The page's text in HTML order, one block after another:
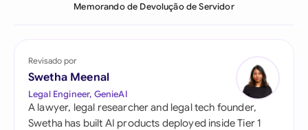
Memorando de Devolução de Servidor
Revisado por
Swetha Meenal
Legal Engineer, GenieAI
A lawyer, legal researcher and legal tech founder,
Swetha has built AI products deployed inside Tier 1